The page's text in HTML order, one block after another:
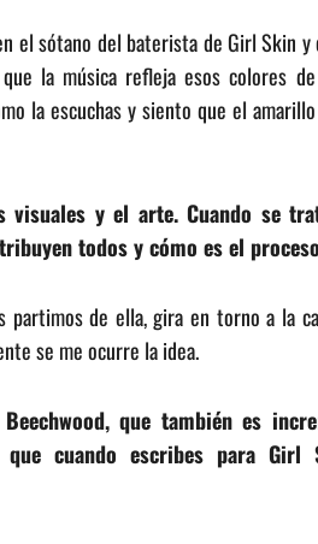
el sótano del baterista de Girl Skin
la música refleja esos colores
la escuchas y siento que el
visuales y el arte. Cuando se
todos y cómo es el
partimos de ella, gira en torno a la
se me ocurre la idea.
que también es
que cuando escribes para